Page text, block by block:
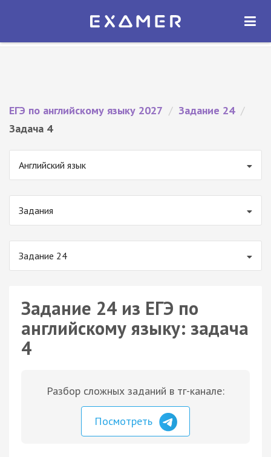
Экзамер — ЕГЭ 2027
ОТКРЫТЬ
ЕГЭ по английскому языку 2027 / Задание 24 /
Задача 4
Английский язык
Задания
Задание 24
Задание 24 из ЕГЭ по
английскому языку: задача
4
Разбор сложных заданий в тг-канале:
Посмотреть